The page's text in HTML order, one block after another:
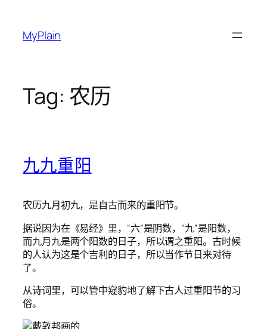
content
MyPlain
Tag: 农历
九九重阳
农历九月初九，是自古而来的重阳节。
据说因为在《易经》里，“六”是阴数，“九”是阳数，
而九月九是两个阳数的日子，所以谓之重阳。古时候
的人认为这是个吉利的日子，所以当作节日来对待
了。
从诗词里，可以管中窥豹地了解下古人过重阳节的习
俗。